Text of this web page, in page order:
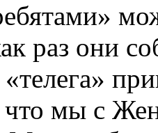
раз они
«телега»
мы с